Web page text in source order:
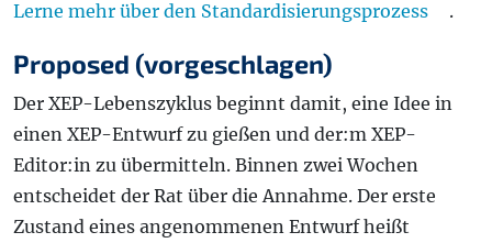
Lerne mehr über den Standardisierungsprozess
.
Proposed (vorgeschlagen)
Der XEP-Lebenszyklus beginnt damit, eine Idee in
einen XEP-Entwurf zu gießen und der:m XEP-
Editor:in zu übermitteln. Binnen zwei Wochen
entscheidet der Rat über die Annahme. Der erste
Zustand eines angenommenen Entwurf heißt